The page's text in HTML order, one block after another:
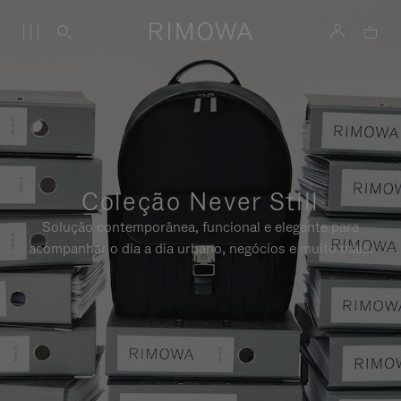
Coleção Never Still
Solução contemporânea, funcional e elegante para
acompanhar o dia a dia urbano, negócios e muito mais.